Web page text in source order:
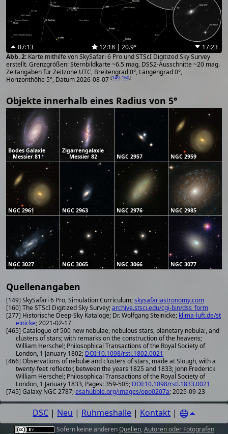
07:13 12:18 | 20.9°
17:23
Karte mithilfe von SkySafari 6 Pro und STScI Digitized Sky Survey
erstellt. Grenzgrößen: Sternbildkarte ~6.5 mag, DSS2-Ausschnitte ~20 mag.
Zeitangaben für Zeitzone UTC, Breitengrad 0°, Längengrad 0°,
Horizonthöhe 5°, Datum 2026-08-07 [149, 160]
Objekte innerhalb eines Radius von 5°
Bodes Galaxie
Messier 81
Zigarrengalaxie
Messier 82
NGC 2957 NGC 2959
NGC 2961 NGC 2963 NGC 2976 NGC 2985
NGC 3027 NGC 3065 NGC 3066 NGC 3077
Quellenangaben
[149] SkySafari 6 Pro, Simulation Curriculum;skysafariastronomy.com
[160] The STScI Digitized Sky Survey;archive.stsci.edu/cgi-bin/dss_form
[277] Historische Deep-Sky Kataloge; Dr. Wolfgang Steinicke; klima-luft.de/st
einicke; 2021-02-17
[465] Catalogue of 500 new nebulae, nebulous stars, planetary nebula:, and
clusters of stars; with remarks on the construction of the heavens;
William Herschel; Philosophical Transactions of the Royal Society of
London, 1 January 1802; DOI:10.1098/rstl.1802.0021
[466] Observations of nebulæ and clusters of stars, made at Slough, with a
twenty-feet reflector, between the years 1825 and 1833; John Frederick
William Herschel; Philosophical Transactions of the Royal Society of
London, 1 January 1833, Pages: 359-505; DOI:10.1098/rstl.1833.0021
[745] Galaxy NGC 2787;esahubble.org/images/opo0207a; 2025-09-23
DSC | Neu | Ruhmeshalle | Kontakt |
Sofern keine anderenQuellen, Autoren oder Fotografen